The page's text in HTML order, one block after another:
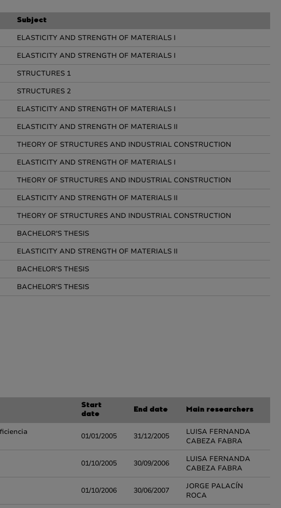
Subject
ELASTICITY AND STRENGTH OF MATERIALS I
ELASTICITY AND STRENGTH OF MATERIALS I
STRUCTURES 1
STRUCTURES 2
ELASTICITY AND STRENGTH OF MATERIALS I
ELASTICITY AND STRENGTH OF MATERIALS II
THEORY OF STRUCTURES AND INDUSTRIAL CONSTRUCTION
ELASTICITY AND STRENGTH OF MATERIALS I
THEORY OF STRUCTURES AND INDUSTRIAL CONSTRUCTION
ELASTICITY AND STRENGTH OF MATERIALS II
THEORY OF STRUCTURES AND INDUSTRIAL CONSTRUCTION
BACHELOR'S THESIS
ELASTICITY AND STRENGTH OF MATERIALS II
BACHELOR'S THESIS
BACHELOR'S THESIS
Start
date
End date Main researchers
01/01/2005 31/12/2005
LUISA FERNANDA
CABEZA FABRA
01/10/2005 30/09/2006
LUISA FERNANDA
CABEZA FABRA
01/10/2006 30/06/2007
JORGE PALACÍN
ROCA